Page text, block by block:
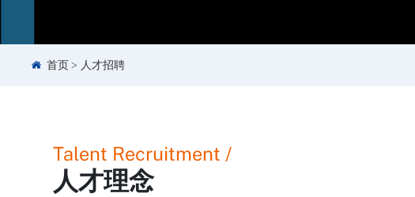
首页 人才招聘
Talent Recruitment /
人才理念